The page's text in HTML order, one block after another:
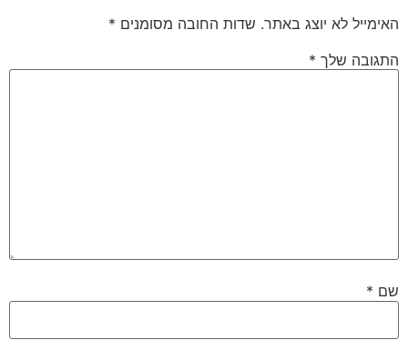
האימייל לא יוצג באתר. שדות החובה מסומנים *
התגובה שלך *
שם *